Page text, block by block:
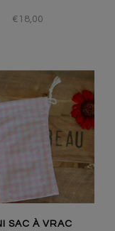
€ 18,00
SAC À VRAC